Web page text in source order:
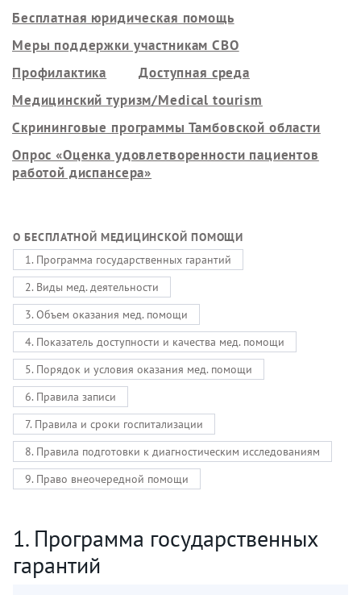
Бесплатная юридическая помощь
Меры поддержки участникам СВО
Профилактика
Доступная среда
Медицинский туризм/Medical tourism
Скрининговые программы Тамбовской области
Опрос «Оценка удовлетворенности пациентов
работой диспансера»
О БЕСПЛАТНОЙ МЕДИЦИНСКОЙ ПОМОЩИ
1. Программа государственных гарантий
2. Виды мед. деятельности
3. Объем оказания мед. помощи
4. Показатель доступности и качества мед. помощи
5. Порядок и условия оказания мед. помощи
6. Правила записи
7. Правила и сроки госпитализации
8. Правила подготовки к диагностическим исследованиям
9. Право внеочередной помощи
1. Программа государственных
гарантий